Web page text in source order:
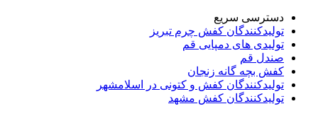
دسترسی سریع
تولیدکنندگان کفش چرم تبریز
تولیدی های دمپایی قم
صندل قم
کفش بچه گانه زنجان
تولیدکنندگان کفش و کتونی در اسلامشهر
تولیدکنندگان کفش مشهد